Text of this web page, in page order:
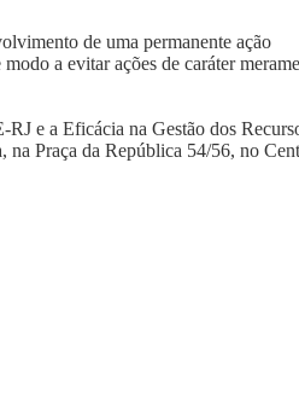
de uma permanente ação
a evitar ações de caráter
e a Eficácia na Gestão dos
na Praça da República 54/56, no